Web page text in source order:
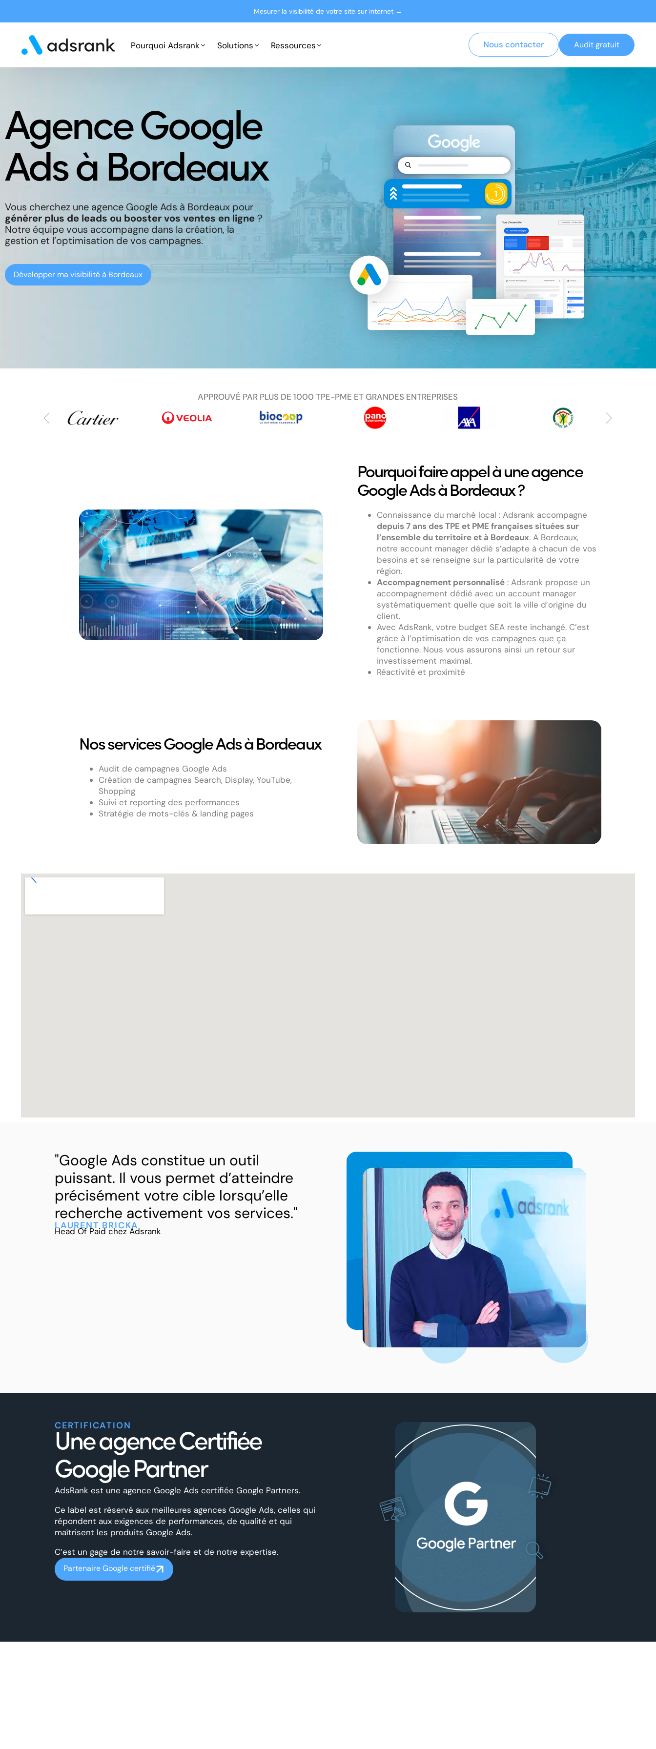
Mesurer la visibilité de votre site sur internet →
Pourquoi Adsrank
Expertises
Cas clients
Solutions
Microsoft Advertising
Ressources Nous contacter Audit gratuit
Agence Google
Ads à Bordeaux
Vous cherchez une agence Google Ads à Bordeaux pour
générer plus de leads ou booster vos ventes en ligne?
Notre équipe vous accompagne dans la création, la
gestion et l’optimisation de vos campagnes.
Développer ma visibilité à Bordeaux
APPROUVÉ PAR PLUS DE 1000 TPE-PME ET GRANDES ENTREPRISES
Pourquoi faire appel à une agence
Google Ads à Bordeaux ?
Connaissance du marché local : Adsrank accompagne
depuis 7 ans des TPE et PME françaises situées sur
l’ensemble du territoire et à Bordeaux. A Bordeaux,
notre account manager dédié s’adapte à chacun de vos
besoins et se renseigne sur la particularité de votre
région.
Accompagnement personnalisé : Adsrank propose un
accompagnement dédié avec un account manager
systématiquement quelle que soit la ville d’origine du
client.
Avec AdsRank, votre budget SEA reste inchangé. C’est
grâce à l’optimisation de vos campagnes que ça
fonctionne. Nous vous assurons ainsi un retour sur
investissement maximal.
Réactivité et proximité
Nos services Google Ads à Bordeaux
Audit de campagnes Google Ads
Création de campagnes Search, Display, YouTube,
Shopping
Suivi et reporting des performances
Stratégie de mots-clés & landing pages
"Google Ads constitue un outil
puissant. Il vous permet d’atteindre
précisément votre cible lorsqu’elle
recherche activement vos services."
LAURENT BRICKA
Head Of Paid chez Adsrank
CERTIFICATION
Une agence Certifiée
Google Partner
AdsRank est une agence Google Ads certifiée Google Partners.
Ce label est réservé aux meilleures agences Google Ads, celles qui
répondent aux exigences de performances, de qualité et qui
maîtrisent les produits Google Ads.
C’est un gage de notre savoir-faire et de notre expertise.
Partenaire Google certifié